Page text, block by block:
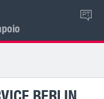
PT